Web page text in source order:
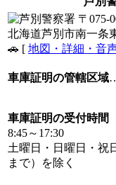
〒075-
北海道芦別市南一条
🚗 [ 地図・詳細・音
車庫証明の管轄区域
車庫証明の受付時間
8:45～17:30
土曜日・日曜日・祝
まで）を除く